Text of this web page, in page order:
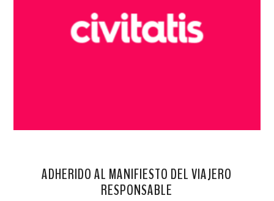
ADHERIDO AL MANIFIESTO DEL VIAJERO
RESPONSABLE